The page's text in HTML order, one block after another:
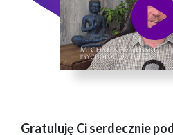
Gratuluję Ci serdecznie